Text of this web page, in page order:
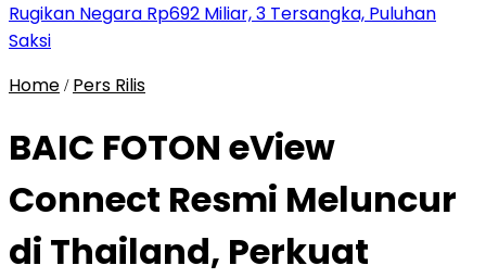
Rugikan Negara Rp692 Miliar, 3 Tersangka, Puluhan
Saksi
Home / Pers Rilis
BAIC FOTON eView
Connect Resmi Meluncur
di Thailand, Perkuat